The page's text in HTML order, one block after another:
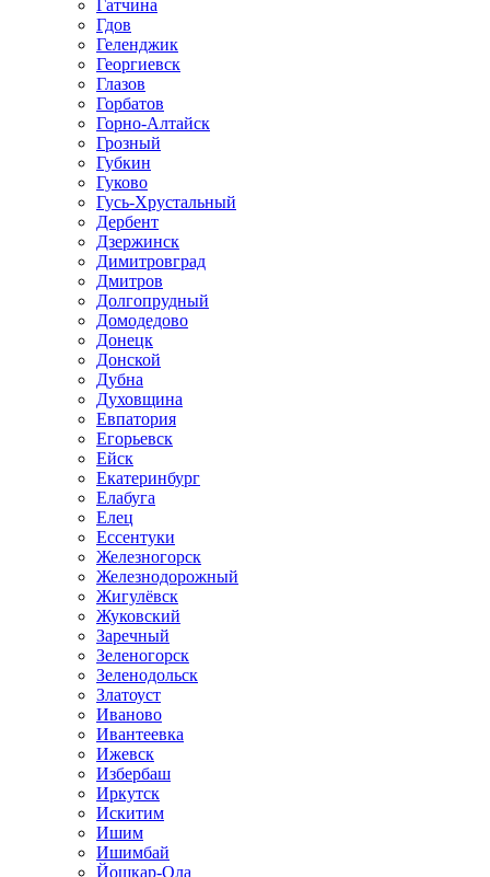
Гатчина
Гдов
Геленджик
Георгиевск
Глазов
Горбатов
Горно-Алтайск
Грозный
Губкин
Гуково
Гусь-Хрустальный
Дербент
Дзержинск
Димитровград
Дмитров
Долгопрудный
Домодедово
Донецк
Донской
Дубна
Духовщина
Евпатория
Егорьевск
Ейск
Екатеринбург
Елабуга
Елец
Ессентуки
Железногорск
Железнодорожный
Жигулёвск
Жуковский
Заречный
Зеленогорск
Зеленодольск
Златоуст
Иваново
Ивантеевка
Ижевск
Избербаш
Иркутск
Искитим
Ишим
Ишимбай
Йошкар-Ола